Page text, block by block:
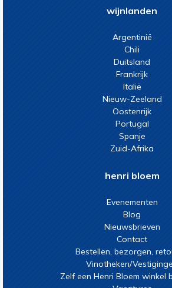
wijnlanden
Argentinië
Chili
Duitsland
Frankrijk
Italië
Nieuw-Zeeland
Oostenrijk
Portugal
Spanje
Zuid-Afrika
henri bloem
Evenementen
Blog
Nieuwsbrieven
Contact
Bestellen, bezorgen,
Vinotheken/
Zelf een Henri Bloem winkel